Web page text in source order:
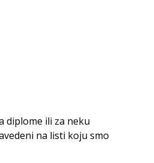
diplome ili za neku
na listi koju smo